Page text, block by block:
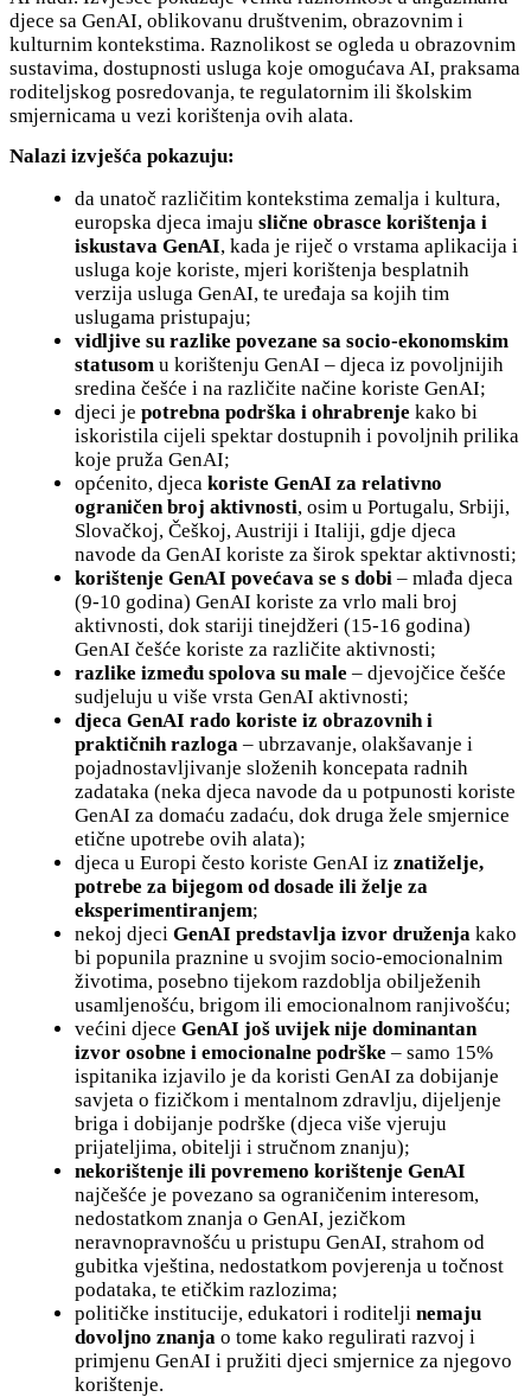
djece sa GenAI, oblikovanu društvenim, obrazovnim i
kulturnim kontekstima. Raznolikost se ogleda u obrazovnim
sustavima, dostupnosti usluga koje omogućava AI, praksama
roditeljskog posredovanja, te regulatornim ili školskim
smjernicama u vezi korištenja ovih alata.
Nalazi izvješća pokazuju:
da unatoč različitim kontekstima zemalja i kultura,
europska djeca imaju slične obrasce korištenja i
iskustava GenAI, kada je riječ o vrstama aplikacija i
usluga koje koriste, mjeri korištenja besplatnih
verzija usluga GenAI, te uređaja sa kojih tim
uslugama pristupaju;
vidljive su razlike povezane sa socio-ekonomskim
statusom u korištenju GenAI – djeca iz povoljnijih
sredina češće i na različite načine koriste GenAI;
djeci je potrebna podrška i ohrabrenje kako bi
iskoristila cijeli spektar dostupnih i povoljnih prilika
koje pruža GenAI;
općenito, djeca koriste GenAI za relativno
ograničen broj aktivnosti, osim u Portugalu, Srbiji,
Slovačkoj, Češkoj, Austriji i Italiji, gdje djeca
navode da GenAI koriste za širok spektar aktivnosti;
korištenje GenAI povećava se s dobi – mlađa djeca
(9-10 godina) GenAI koriste za vrlo mali broj
aktivnosti, dok stariji tinejdžeri (15-16 godina)
GenAI češće koriste za različite aktivnosti;
razlike između spolova su male – djevojčice češće
sudjeluju u više vrsta GenAI aktivnosti;
djeca GenAI rado koriste iz obrazovnih i
praktičnih razloga – ubrzavanje, olakšavanje i
pojadnostavljivanje složenih koncepata radnih
zadataka (neka djeca navode da u potpunosti koriste
GenAI za domaću zadaću, dok druga žele smjernice
etične upotrebe ovih alata);
djeca u Europi često koriste GenAI iz znatiželje,
potrebe za bijegom od dosade ili želje za
eksperimentiranjem;
nekoj djeci GenAI predstavlja izvor druženja kako
bi popunila praznine u svojim socio-emocionalnim
životima, posebno tijekom razdoblja obilježenih
usamljenošću, brigom ili emocionalnom ranjivošću;
većini djece GenAI još uvijek nije dominantan
izvor osobne i emocionalne podrške – samo 15%
ispitanika izjavilo je da koristi GenAI za dobijanje
savjeta o fizičkom i mentalnom zdravlju, dijeljenje
briga i dobijanje podrške (djeca više vjeruju
prijateljima, obitelji i stručnom znanju);
nekorištenje ili povremeno korištenje GenAI
najčešće je povezano sa ograničenim interesom,
nedostatkom znanja o GenAI, jezičkom
neravnopravnošću u pristupu GenAI, strahom od
gubitka vještina, nedostatkom povjerenja u točnost
podataka, te etičkim razlozima;
političke institucije, edukatori i roditelji nemaju
dovoljno znanja o tome kako regulirati razvoj i
primjenu GenAI i pružiti djeci smjernice za njegovo
korištenje.